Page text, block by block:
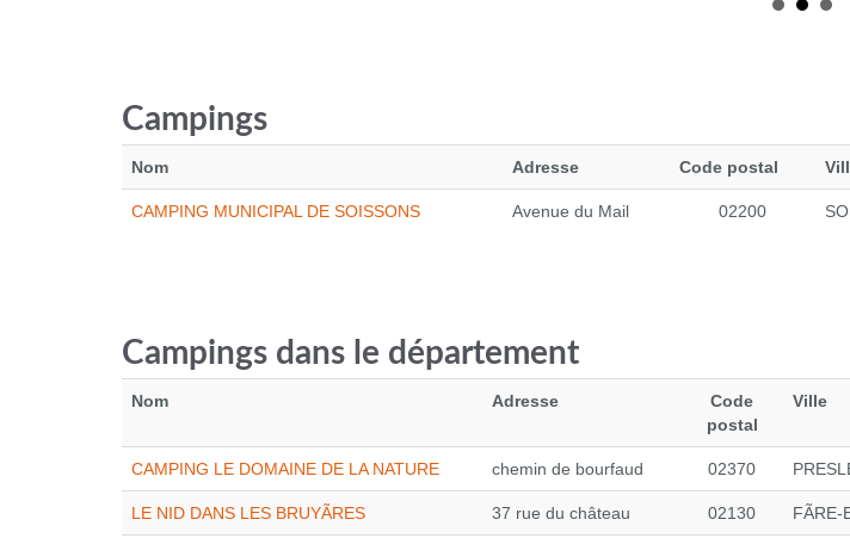
Campings
Nom Adresse Code postal
CAMPING MUNICIPAL DE SOISSONS Avenue du Mail 02200
Campings dans le département
Nom Adresse
Code
postal
Ville
CAMPING LE DOMAINE DE LA NATURE chemin de bourfaud 02370
LE NID DANS LES BRUYÃRES 37 rue du château 02130